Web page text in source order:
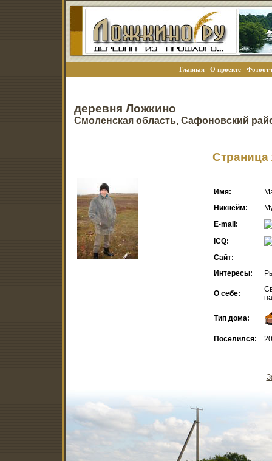
Главная О проекте
деревня Ложкино
Смоленская область, Сафоновский
Страница
Имя:
Никнейм:
E-mail:
ICQ:
Сайт:
Интересы:
О себе:
Тип дома:
Поселился: